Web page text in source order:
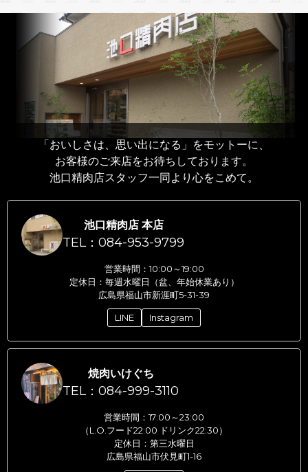
「おいしさは、思い出になる」をモットーに、
お客様のご来店をお待ちしております。
池口精肉店スタッフ一同より心をこめて。
池口精肉店 本店
TEL：084-953-9799
営業時間：10:00～19:00
定休日：毎週水曜日（盆、年始休業あり）
広島県福山市新涯町5-31-39
LINE Instagram
焼肉いけぐち
TEL：084-999-3110
営業時間：17:00～23:00
（L.O.フード22:00 ドリンク22:30）
定休日：第三水曜日
広島県福山市伏見町1-16